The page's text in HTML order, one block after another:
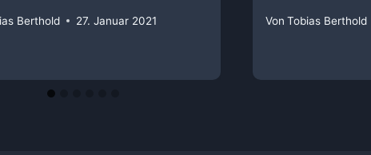
Berthold 27. Januar 2021 Von Tobias Berthold